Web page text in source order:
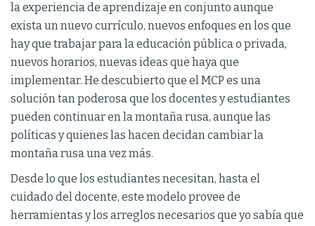
la experiencia de aprendizaje en conjunto aunque
exista un nuevo currículo, nuevos enfoques en los que
hay que trabajar para la educación pública o privada,
nuevos horarios, nuevas ideas que haya que
implementar. He descubierto que el MCP es una
solución tan poderosa que los docentes y estudiantes
pueden continuar en la montaña rusa, aunque las
políticas y quienes las hacen decidan cambiar la
montaña rusa una vez más.
Desde lo que los estudiantes necesitan, hasta el
cuidado del docente, este modelo provee de
herramientas y los arreglos necesarios que yo sabía que